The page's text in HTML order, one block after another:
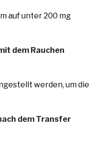
auf unter 200 mg
dem Rauchen
werden, um die
dem Transfer